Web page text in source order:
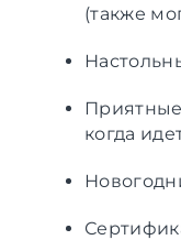
(также
когда